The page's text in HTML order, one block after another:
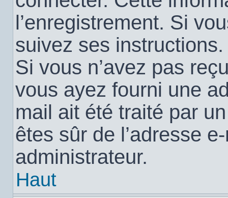
l’enregistrement. Si
suivez ses instructions.
Si vous n’avez pas
vous ayez fourni une
mail ait été traité par
êtes sûr de l’adresse
administrateur.
Haut